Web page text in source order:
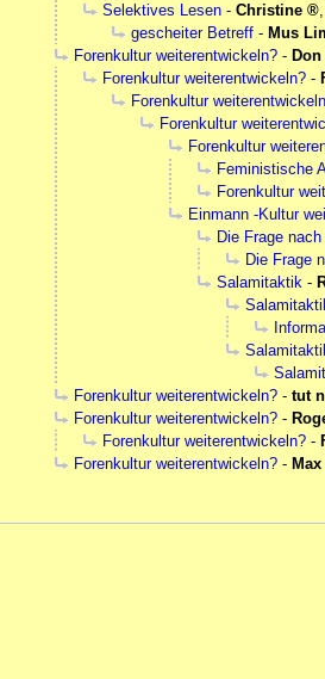
Selektives Lesen - Christine ,
gescheiter Betreff - Mus
Forenkultur weiterentwickeln? -
Forenkultur weiterentwickeln? -
Forenkultur
Forenkultur
Forenkultur
Feministische
Forenkultur
Einmann -Kultur
Die Frage
Die Frage
Salamitaktik -
Forenkultur weiterentwickeln? - tut
Forenkultur weiterentwickeln? -
Forenkultur weiterentwickeln? -
Forenkultur weiterentwickeln? - Max